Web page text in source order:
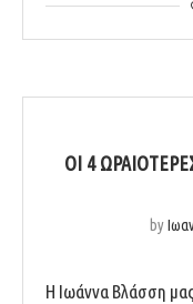
ΟΙ 4
by
Η Ιωάννα Βλάσση